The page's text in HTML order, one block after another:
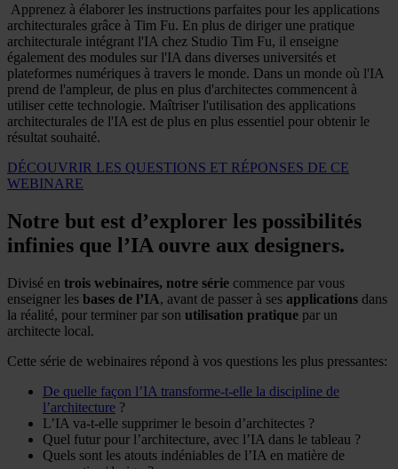
Apprenez à élaborer les instructions parfaites pour les applications
architecturales grâce à Tim Fu. En plus de diriger une pratique
architecturale intégrant l'IA chez Studio Tim Fu, il enseigne
également des modules sur l'IA dans diverses universités et
plateformes numériques à travers le monde. Dans un monde où l'IA
prend de l'ampleur, de plus en plus d'architectes commencent à
utiliser cette technologie. Maîtriser l'utilisation des applications
architecturales de l'IA est de plus en plus essentiel pour obtenir le
résultat souhaité.
DÉCOUVRIR LES QUESTIONS ET RÉPONSES DE CE
WEBINARE
Notre but est d’explorer les possibilités
infinies que l’IA ouvre aux designers.
Divisé en trois webinaires, notre série commence par vous
enseigner les bases de l’IA, avant de passer à ses applications dans
la réalité, pour terminer par son utilisation pratique par un
architecte local.
Cette série de webinaires répond à vos questions les plus pressantes:
De quelle façon l’IA transforme-t-elle la discipline de
l’architecture ?
L’IA va-t-elle supprimer le besoin d’architectes ?
Quel futur pour l’architecture, avec l’IA dans le tableau ?
Quels sont les atouts indéniables de l’IA en matière de